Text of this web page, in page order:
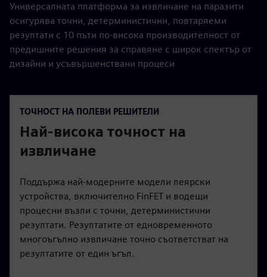
Универсалната платформа за извличане на паразити
осигурява точни, детерминистични, повтаряеми
резултати с 10 пъти по-висока производителност от
предишните решения за справяне с широк спектър от
дизайни и усъвършенствани процеси
ТОЧНОСТ НА ПОЛЕВИ РЕШИТЕЛИ
Най-висока точност на
извличане
Поддържа най-модерните модели леярски
устройства, включително FinFET и водещи
процесни възли с точни, детерминистични
резултати. Резултатите от едновременното
многоъгълно извличане точно съответстват на
резултатите от един ъгъл.